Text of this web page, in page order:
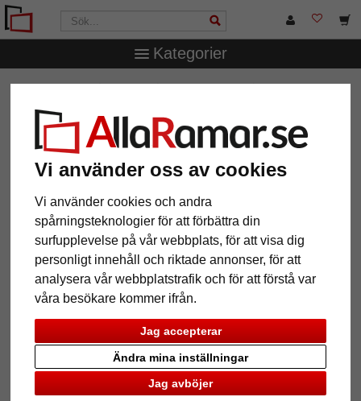
Vi använder oss av cookies
Vi använder cookies och andra
spårningsteknologier för att förbättra din
surfupplevelse på vår webbplats, för att visa dig
personligt innehåll och riktade annonser, för att
analysera vår webbplatstrafik och för att förstå var
våra besökare kommer ifrån.
Jag accepterar
Jag avböjer
Ändra mina inställningar
Kategorier
Galleriskena proffs med tillbehör